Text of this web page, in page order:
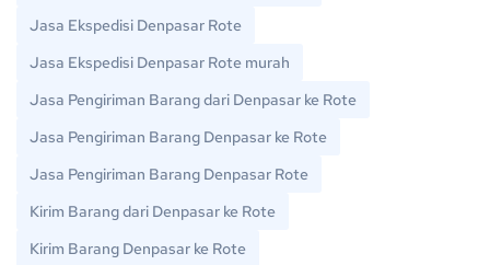
Jasa Ekspedisi Denpasar Rote
Jasa Ekspedisi Denpasar Rote murah
Jasa Pengiriman Barang dari Denpasar ke Rote
Jasa Pengiriman Barang Denpasar ke Rote
Jasa Pengiriman Barang Denpasar Rote
Kirim Barang dari Denpasar ke Rote
Kirim Barang Denpasar ke Rote